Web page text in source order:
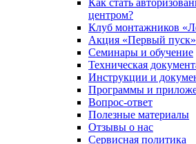
Как стать
центром?
Клуб монтажников
Акция «Первый пуск»
Семинары и обучение
Техническая
Инструкции и
Программы и
Вопрос-ответ
Полезные материалы
Отзывы о нас
Сервисная политика